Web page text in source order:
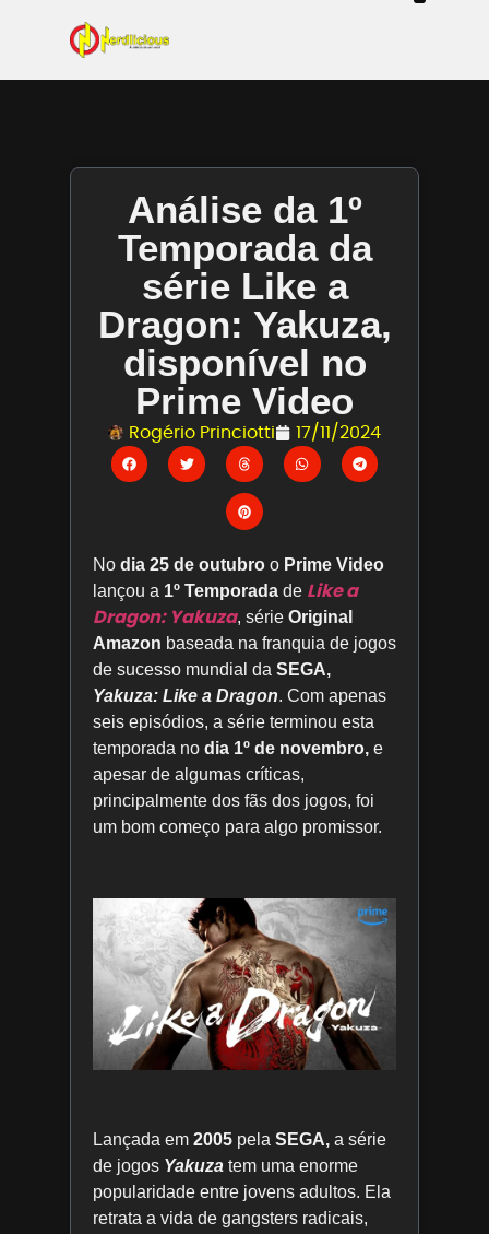
Análise da 1º
Temporada da
série Like a
Dragon: Yakuza,
disponível no
Prime Video
Rogério Princiotti 17/11/2024
No dia 25 de outubro o Prime Video
lançou a 1º Temporada de Like a
Dragon: Yakuza, série Original
Amazon baseada na franquia de jogos
de sucesso mundial da SEGA,
Yakuza: Like a Dragon. Com apenas
seis episódios, a série terminou esta
temporada no dia 1º de novembro, e
apesar de algumas críticas,
principalmente dos fãs dos jogos, foi
um bom começo para algo promissor.
Lançada em 2005 pela SEGA, a série
de jogos Yakuza tem uma enorme
popularidade entre jovens adultos. Ela
retrata a vida de gangsters radicais,